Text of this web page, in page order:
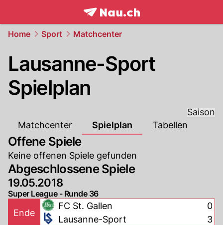
frontpage.NAU.ch
Home Sport Matchcenter
Lausanne-Sport
Spielplan
Saison
Matchcenter
Spielplan Tabellen
Offene Spiele
Keine offenen Spiele gefunden
Abgeschlossene Spiele
19.05.2018
Super League - Runde 36
Ende
FC St. Gallen
Lausanne-Sport
0
3